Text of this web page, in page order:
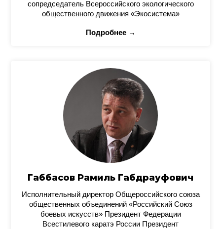
сопредседатель Всероссийского экологического
общественного движения «Экосистема»
Подробнее →
Габбасов Рамиль Габдрауфович
Исполнительный директор Общероссийского союза
общественных объединений «Российский Союз
боевых искусств» Президент Федерации
Всестилевого каратэ России Президент